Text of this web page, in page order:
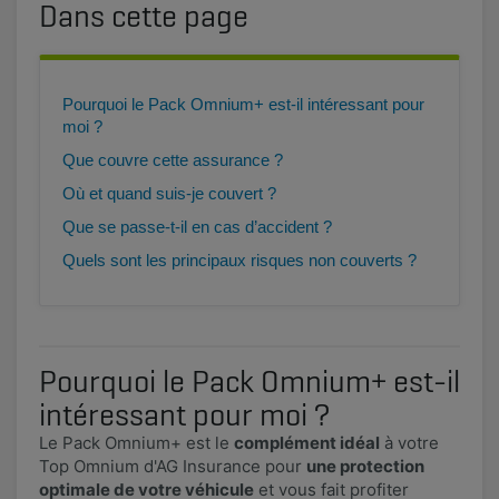
Dans cette page
Pourquoi le Pack Omnium+ est-il intéressant pour
moi ?
Que couvre cette assurance ?
Où et quand suis-je couvert ?
Que se passe-t-il en cas d’accident ?
Quels sont les principaux risques non couverts ?
Pourquoi le Pack Omnium+ est-il
intéressant pour moi ?
Le Pack Omnium+ est le complément idéal à votre
Top Omnium d'AG Insurance pour une protection
optimale de votre véhicule et vous fait profiter